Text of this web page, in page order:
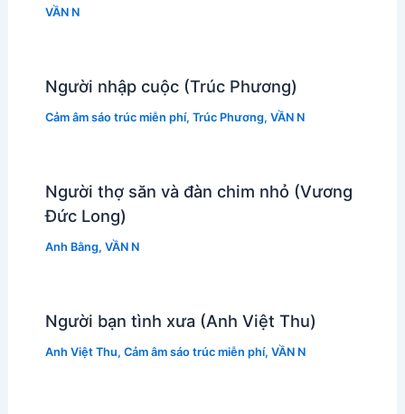
VẦN N
Người nhập cuộc (Trúc Phương)
Cảm âm sáo trúc miễn phí, Trúc Phương, VẦN N
Người thợ săn và đàn chim nhỏ (Vương
Đức Long)
Anh Bằng, VẦN N
Người bạn tình xưa (Anh Việt Thu)
Anh Việt Thu, Cảm âm sáo trúc miễn phí, VẦN N